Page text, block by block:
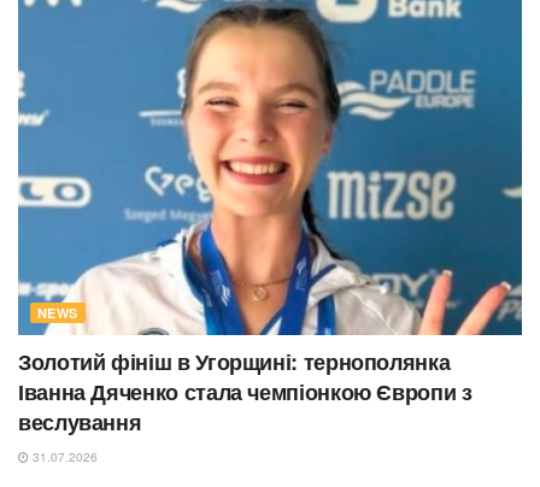
NEWS
Золотий фініш в Угорщині: тернополянка
Іванна Дяченко стала чемпіонкою Європи з
веслування
31.07.2026